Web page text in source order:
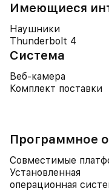
Имеющиеся
Наушники
Thunderbolt 4
Система
Веб-камера
Комплект поставки
Программное
Совместимые
Установленная
операционная